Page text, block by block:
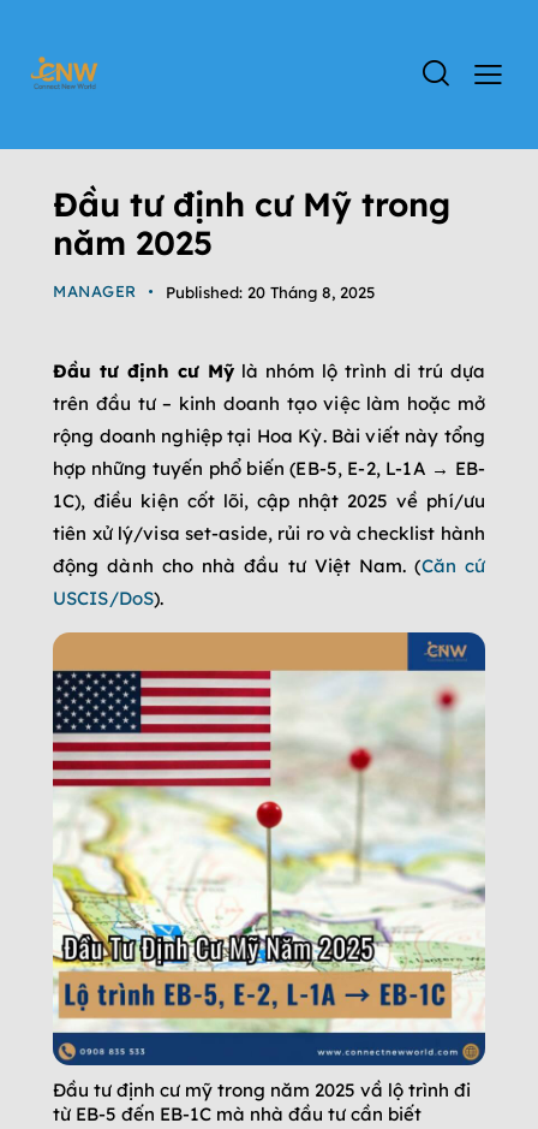
Đầu tư định cư Mỹ trong
năm 2025
MANAGER Published: 20 Tháng 8, 2025
Đầu tư định cư Mỹ là nhóm lộ trình di trú dựa
trên đầu tư – kinh doanh tạo việc làm hoặc mở
rộng doanh nghiệp tại Hoa Kỳ. Bài viết này tổng
hợp những tuyến phổ biến (EB-5, E-2, L-1A → EB-
1C), điều kiện cốt lõi, cập nhật 2025 về phí/ưu
tiên xử lý/visa set-aside, rủi ro và checklist hành
động dành cho nhà đầu tư Việt Nam. (Căn cứ
USCIS/DoS).
Đầu tư định cư mỹ trong năm 2025 vầ lộ trình đi
từ EB-5 đến EB-1C mà nhà đầu tư cần biết